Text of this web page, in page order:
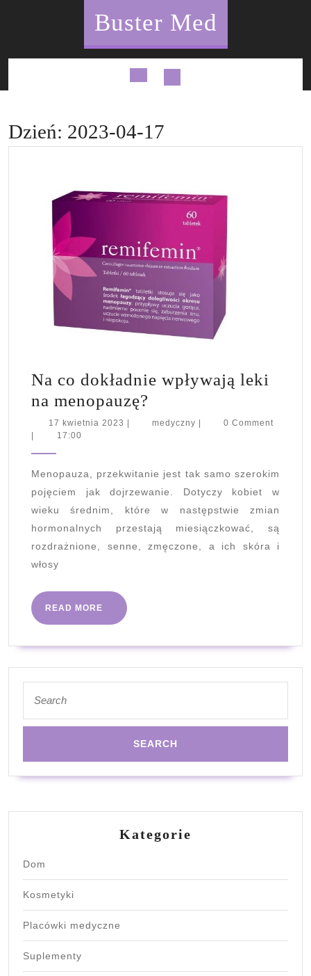
Buster Med
Open
Dzień: 2023-04-17
Na co dokładnie wpływają leki
na menopauzę?
co
leki
na
menopauzę?
17 kwietnia 2023 17
medyczny medyczny0 Comment
17:00
Menopauza, przekwitanie jest tak samo szerokim
pojęciem jak dojrzewanie. Dotyczy kobiet w
wieku średnim, które w następstwie zmian
hormonalnych przestają miesiączkować, są
rozdrażnione, senne, zmęczone, a ich skóra i
włosy
READ MORE
READ
MORE
for:
Kategorie
Dom
Kosmetyki
Placówki medyczne
Suplementy